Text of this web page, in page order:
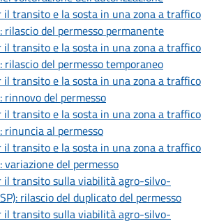
il transito e la sosta in una zona a traffico
rilascio del permesso permanente
il transito e la sosta in una zona a traffico
rilascio del permesso temporaneo
il transito e la sosta in una zona a traffico
rinnovo del permesso
il transito e la sosta in una zona a traffico
rinuncia al permesso
il transito e la sosta in una zona a traffico
variazione del permesso
il transito sulla viabilità agro-silvo-
rilascio del duplicato del permesso
il transito sulla viabilità agro-silvo-